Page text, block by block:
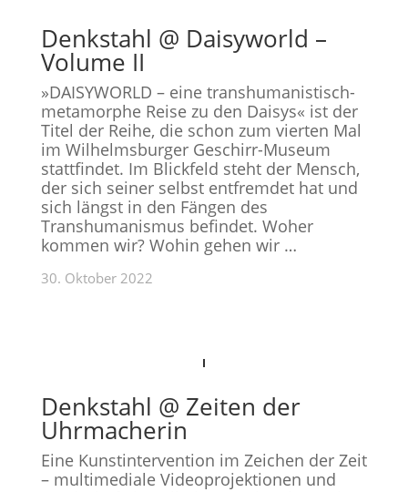
Denkstahl @ Daisyworld –
Volume II
»DAISYWORLD – eine transhumanistisch-
metamorphe Reise zu den Daisys« ist der
Titel der Reihe, die schon zum vierten Mal
im Wilhelmsburger Geschirr-Museum
stattfindet. Im Blickfeld steht der Mensch,
der sich seiner selbst entfremdet hat und
sich längst in den Fängen des
Transhumanismus befindet. Woher
kommen wir? Wohin gehen wir …
30. Oktober 2022
Denkstahl @ Zeiten der
Uhrmacherin
Eine Kunstintervention im Zeichen der Zeit
– multimediale Videoprojektionen und